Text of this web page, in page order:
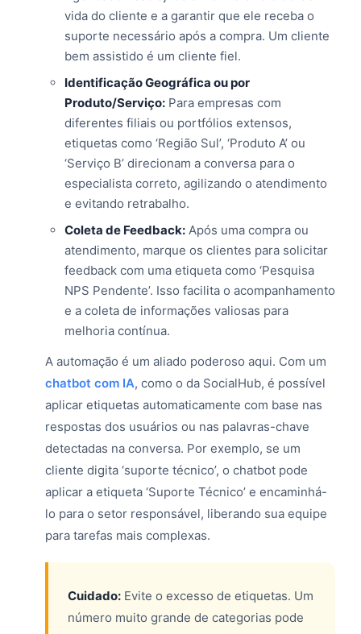
vida do cliente e a garantir que ele receba o
suporte necessário após a compra. Um cliente
bem assistido é um cliente fiel.
Identificação Geográfica ou por
Produto/Serviço: Para empresas com
diferentes filiais ou portfólios extensos,
etiquetas como ‘Região Sul’, ‘Produto A’ ou
‘Serviço B’ direcionam a conversa para o
especialista correto, agilizando o atendimento
e evitando retrabalho.
Coleta de Feedback: Após uma compra ou
atendimento, marque os clientes para solicitar
feedback com uma etiqueta como ‘Pesquisa
NPS Pendente’. Isso facilita o acompanhamento
e a coleta de informações valiosas para
melhoria contínua.
A automação é um aliado poderoso aqui. Com um
chatbot com IA, como o da SocialHub, é possível
aplicar etiquetas automaticamente com base nas
respostas dos usuários ou nas palavras-chave
detectadas na conversa. Por exemplo, se um
cliente digita ‘suporte técnico’, o chatbot pode
aplicar a etiqueta ‘Suporte Técnico’ e encaminhá-
lo para o setor responsável, liberando sua equipe
para tarefas mais complexas.
Cuidado: Evite o excesso de etiquetas. Um
número muito grande de categorias pode